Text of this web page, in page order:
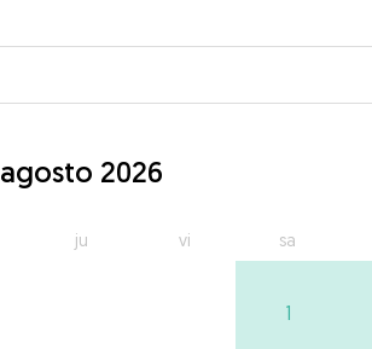
agosto 2026
ju vi sa
1